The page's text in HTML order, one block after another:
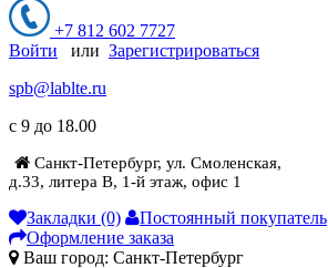
+7 812 602 7727
Войти или Зарегистрироваться
spb@lablte.ru
c 9 до 18.00
Санкт-Петербург, ул. Смоленская,
д.33, литера В, 1-й этаж, офис 1
Закладки (0) Постоянный покупатель
Оформление заказа
Ваш город: Санкт-Петербург